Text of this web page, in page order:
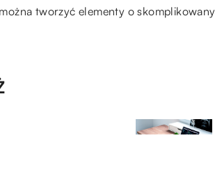
tworzyć elementy o